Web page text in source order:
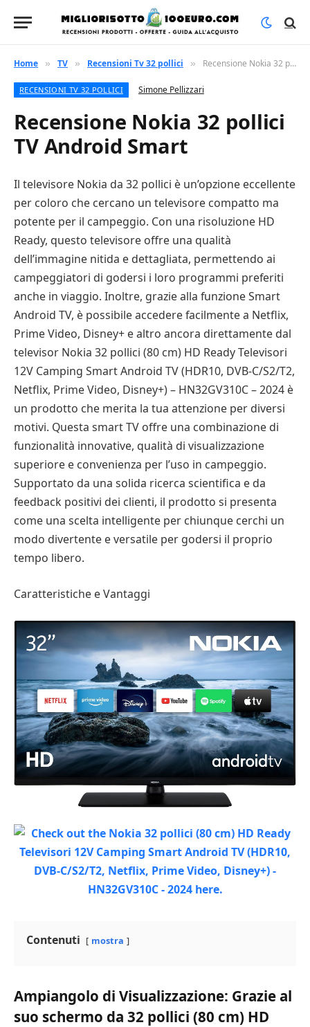
Home » TV » Recensioni Tv 32 pollici » Recensione Nokia 32 pollici TV Android Smart
RECENSIONI TV 32 POLLICI Simone Pellizzari
Recensione Nokia 32 pollici
TV Android Smart
Il televisore Nokia da 32 pollici è un’opzione eccellente
per coloro che cercano un televisore compatto ma
potente per il campeggio. Con una risoluzione HD
Ready, questo televisore offre una qualità
dell’immagine nitida e dettagliata, permettendo ai
campeggiatori di godersi i loro programmi preferiti
anche in viaggio. Inoltre, grazie alla funzione Smart
Android TV, è possibile accedere facilmente a Netflix,
Prime Video, Disney+ e altro ancora direttamente dal
televisor Nokia 32 pollici (80 cm) HD Ready Televisori
12V Camping Smart Android TV (HDR10, DVB-C/S2/T2,
Netflix, Prime Video, Disney+) – HN32GV310C – 2024 è
un prodotto che merita la tua attenzione per diversi
motivi. Questa smart TV offre una combinazione di
funzionalità innovative, qualità di visualizzazione
superiore e convenienza per l’uso in campeggio.
Supportato da una solida ricerca scientifica e da
feedback positivi dei clienti, il prodotto si presenta
come una scelta intelligente per chiunque cerchi un
modo divertente e versatile per godersi il proprio
tempo libero.
Caratteristiche e Vantaggi
Contenuti mostra
Ampiangolo di Visualizzazione: Grazie al
suo schermo da 32 pollici (80 cm) HD